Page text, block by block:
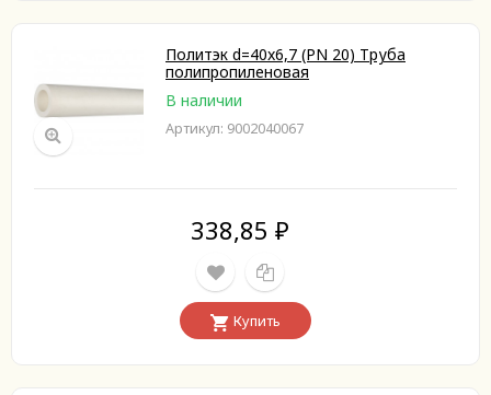
Политэк d=40x6,7 (PN 20) Труба
полипропиленовая
В наличии
Артикул: 9002040067
338,85 ₽
Купить